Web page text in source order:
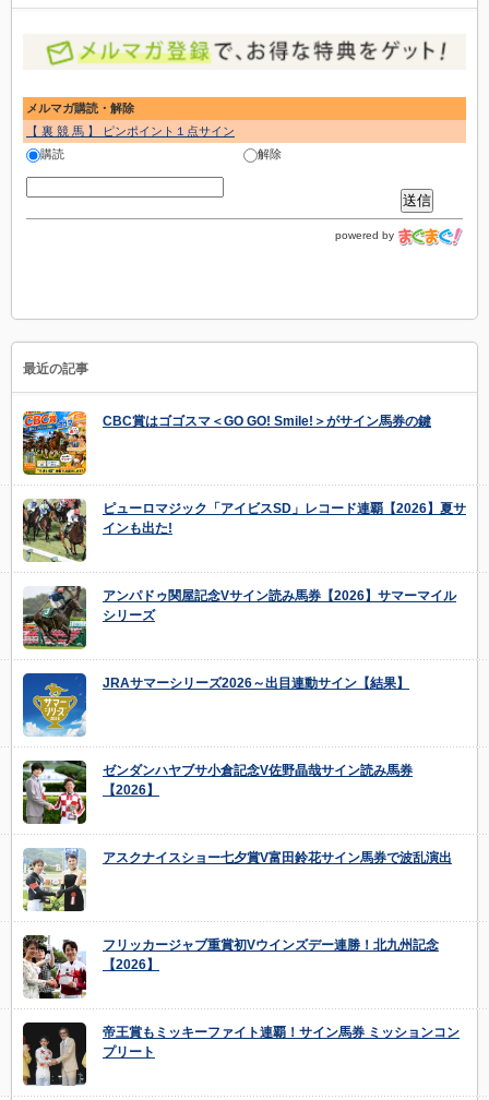
メルマガ購読・解除
【 裏 競 馬 】 ピンポイント１点サイン
購読
解除
powered by
最近の記事
CBC賞はゴゴスマ＜GO GO! Smile!＞がサイン馬券の鍵
ピューロマジック「アイビスSD」レコード連覇【2026】夏サ
インも出た!
アンパドゥ関屋記念Vサイン読み馬券【2026】サマーマイル
シリーズ
JRAサマーシリーズ2026～出目連動サイン【結果】
ゼンダンハヤブサ小倉記念V佐野晶哉サイン読み馬券
【2026】
アスクナイスショー七夕賞V富田鈴花サイン馬券で波乱演出
フリッカージャブ重賞初Vウインズデー連勝！北九州記念
【2026】
帝王賞もミッキーファイト連覇！サイン馬券 ミッションコン
プリート